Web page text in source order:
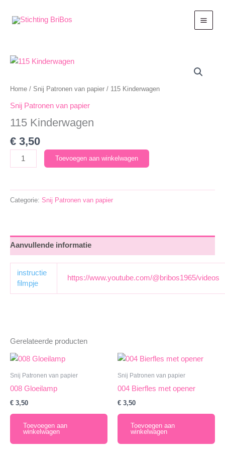
naar
Home / Snij Patronen van papier / 115 Kinderwagen
Snij Patronen van papier
115 Kinderwagen
€ 3,50
Kinderwagen
Toevoegen aan winkelwagen
Categorie: Snij Patronen van papier
Aanvullende informatie
instructie
filmpje
https://www.youtube.com/@bribos1965/videos
Gerelateerde producten
Snij Patronen van papier
008 Gloeilamp
€ 3,50
Toevoegen aan
winkelwagen
Snij Patronen van papier
004 Bierfles met opener
€ 3,50
Toevoegen aan
winkelwagen